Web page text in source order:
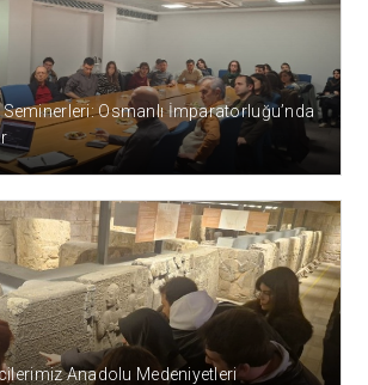
Osmanlı İmparatorluğu’nda
Anadolu Medeniyetleri